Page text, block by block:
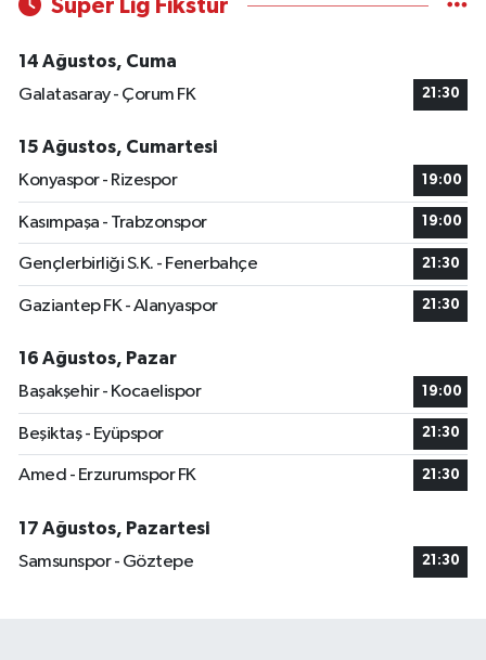
Süper Lig Fikstür
14 Ağustos, Cuma
Galatasaray - Çorum FK
21:30
15 Ağustos, Cumartesi
Konyaspor - Rizespor
19:00
Kasımpaşa - Trabzonspor 19:00
Gençlerbirliği S.K. - Fenerbahçe 21:30
Gaziantep FK - Alanyaspor 21:30
16 Ağustos, Pazar
Başakşehir - Kocaelispor
19:00
Beşiktaş - Eyüpspor 21:30
Amed - Erzurumspor FK 21:30
17 Ağustos, Pazartesi
Samsunspor - Göztepe
21:30